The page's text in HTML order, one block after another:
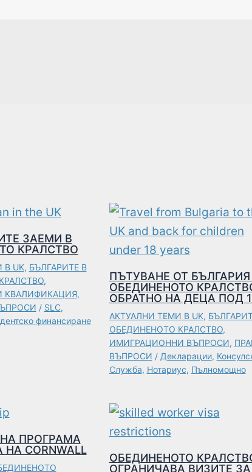
ЗАЕМИ В
КРАЛСТВО
В UK, БЪЛГАРИТЕ В
,
КВАЛИФИКАЦИЯ,
/ SLC,
финансиране
ПЪТУВАНЕ ОТ БЪЛГАРИЯ
ОБЕДИНЕНОТО
ОБРАТНО НА ДЕЦА ПОД
АКТУАЛНИ ТЕМИ В UK,
ОБЕДИНЕНОТО КРАЛСТВО,
ИМИГРАЦИОННИ ВЪПРОСИ,
ВЪПРОСИ / Декларации,
Служба, Нотариус, Пълномощно
ПРОГРАМА
CORNWALL
ОБЕДИНЕНОТО
ОГРАНИЧАВА ВИЗИТЕ ЗА